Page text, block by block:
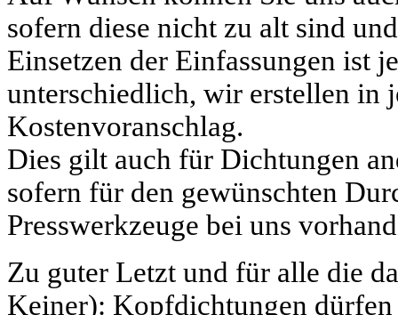
sofern diese nicht zu alt sind
Einsetzen der Einfassungen ist
unterschiedlich, wir erstellen in
Kostenvoranschlag.
Dies gilt auch für Dichtungen
sofern für den gewünschten
Presswerkzeuge bei uns
Zu guter Letzt und für alle die
Keiner): Kopfdichtungen